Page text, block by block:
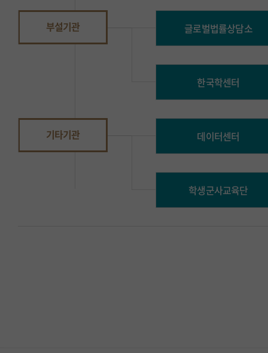
부설기관 글로벌법률상담소
한국학센터
기타기관 데이터센터
학생군사교육단